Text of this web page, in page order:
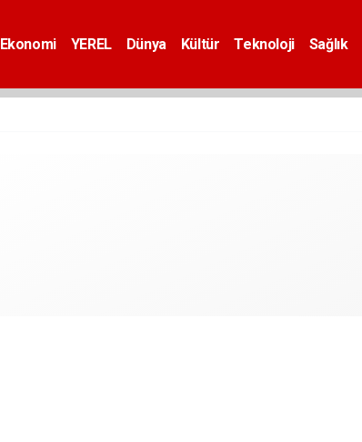
Ekonomi YEREL Dünya Kültür Teknoloji Sağlık